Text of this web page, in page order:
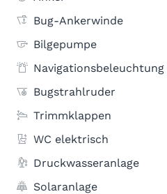
Bug-Ankerwinde
Bilgepumpe
Navigationsbeleuchtung
Bugstrahlruder
Trimmklappen
WC elektrisch
Druckwasseranlage
Solaranlage